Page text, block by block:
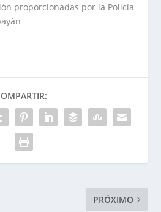
proporcionadas por la Policía
PRÓXIMO